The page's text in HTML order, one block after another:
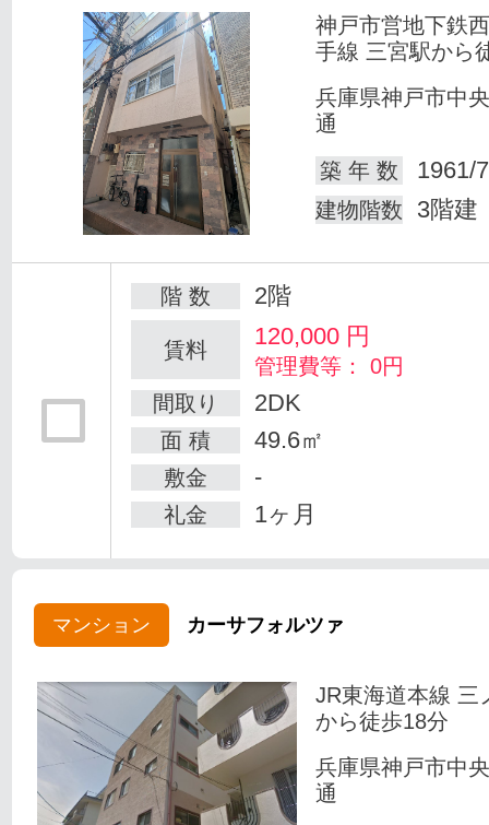
神戸市営地下鉄
手線 三宮駅から
兵庫県神戸市中
通
築 年 数
1961/
建物階数 3階建
階 数 2階
賃料 120,000 円
管理費等： 0円
間取り
2DK
面 積 49.6㎡
敷金 -
礼金 1ヶ月
マンション カーサフォルツァ
JR東海道本線 三
から徒歩18分
兵庫県神戸市中
通